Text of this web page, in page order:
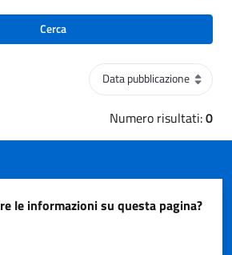
Ordinamento
Numero risultati:0
Cerca
le informazioni su questa pagina?